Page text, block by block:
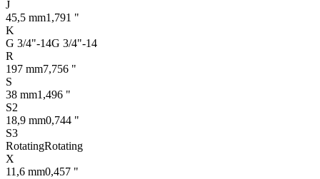
J
45,5 mm1,791 "
K
G 3/4"-14G 3/4"-14
R
197 mm7,756 "
S
38 mm1,496 "
S2
18,9 mm0,744 "
S3
RotatingRotating
X
11,6 mm0,457 "